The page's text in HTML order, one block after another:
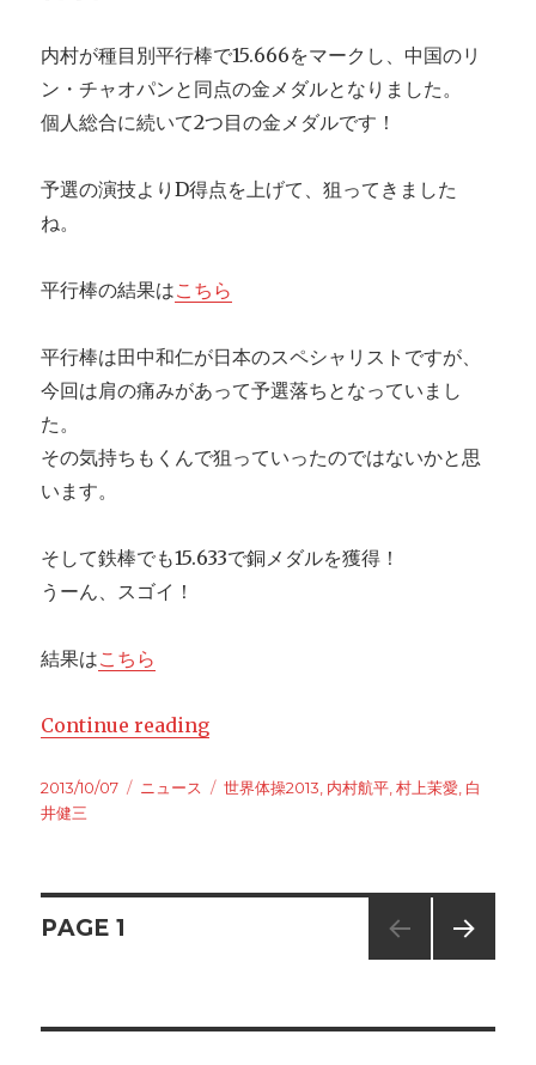
内村が種目別平行棒で15.666をマークし、中国のリ
ン・チャオパンと同点の金メダルとなりました。
個人総合に続いて2つ目の金メダルです！
予選の演技よりD得点を上げて、狙ってきました
ね。
平行棒の結果はこちら
平行棒は田中和仁が日本のスペシャリストですが、
今回は肩の痛みがあって予選落ちとなっていまし
た。
その気持ちもくんで狙っていったのではないかと思
います。
そして鉄棒でも15.633で銅メダルを獲得！
うーん、スゴイ！
結果はこちら
Continue reading
Posted
on
2013/10/07 Categories
ニュース Tags
世界体操2013 内村航平 ,村上茉愛 白
井健三
Posts
PAGE 1